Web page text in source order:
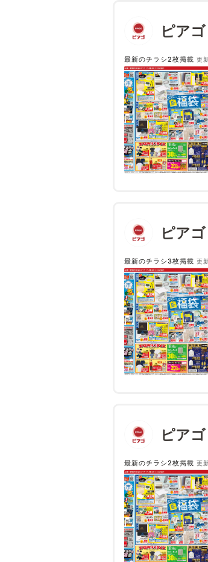
ピア
最新のチラシ2枚掲載 更
ピア
最新のチラシ3枚掲載 更
ピア
最新のチラシ2枚掲載 更